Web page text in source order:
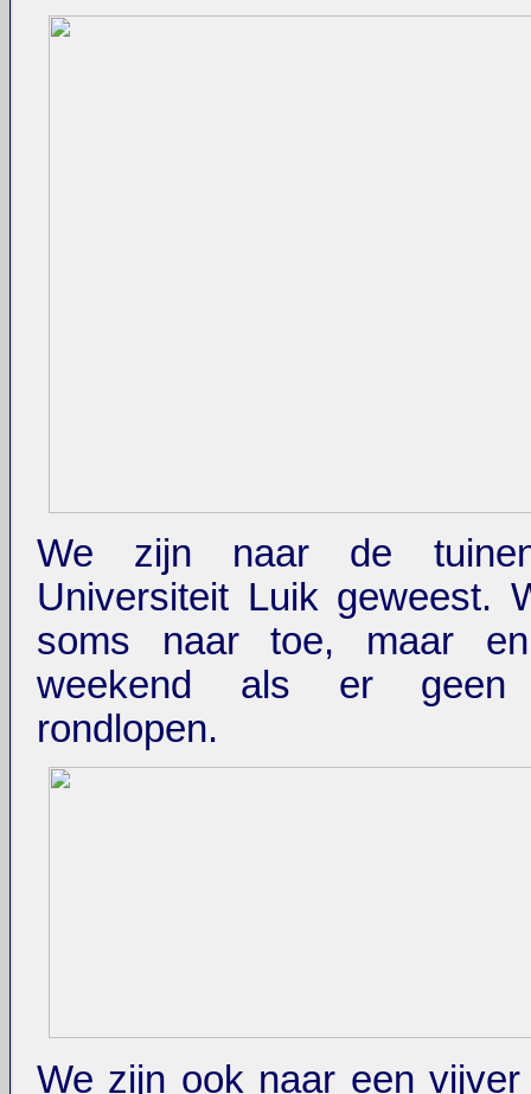
We zijn naar de
Universiteit Luik geweest.
soms naar toe, maar
weekend als er geen
rondlopen.
We zijn ook naar een